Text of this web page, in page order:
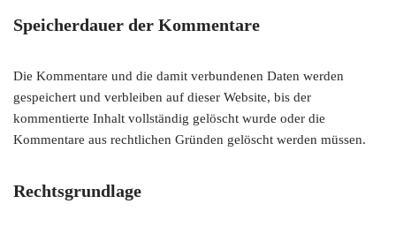
Speicherdauer der Kommentare
Die Kommentare und die damit verbundenen Daten werden
gespeichert und verbleiben auf dieser Website, bis der
kommentierte Inhalt vollständig gelöscht wurde oder die
Kommentare aus rechtlichen Gründen gelöscht werden müssen.
Rechtsgrundlage